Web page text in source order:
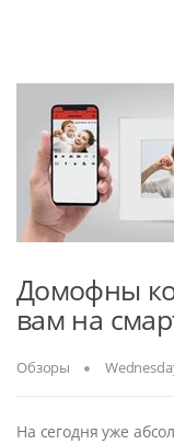
Домофны
вам на
Обзоры
На сегодня уже